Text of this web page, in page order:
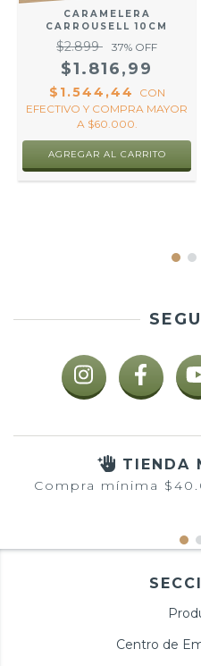
CARAMELERA
CARROUSELL 10CM
$2.899 37% OFF
$1.816,99
$1.544,44
CON
EFECTIVO Y COMPRA MAYOR
A $60.000.
TIENDA
Compra mínima
Centro de